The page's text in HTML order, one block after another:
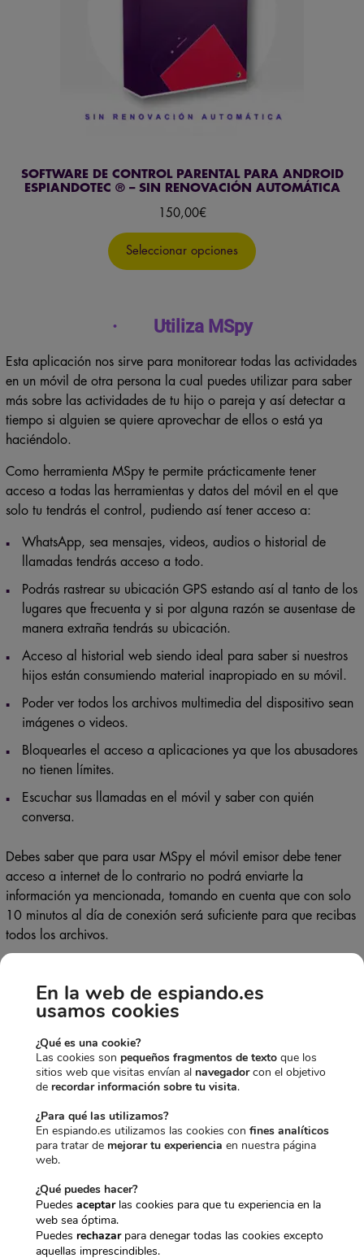
SOFTWARE DE CONTROL PARENTAL PARA ANDROID
ESPIANDOTEC ® – SIN RENOVACIÓN AUTOMÁTICA
150,00€
Seleccionar opciones
· Utiliza MSpy
Esta aplicación nos sirve para monitorear todas las actividades
en un móvil de otra persona la cual puedes utilizar para saber
más sobre las actividades de tu hijo o pareja y así detectar a
tiempo si alguien se quiere aprovechar de ellos o está ya
haciéndolo.
Como herramienta MSpy te permite prácticamente tener
acceso a todas las herramientas y datos del móvil en el que
solo tu tendrás el control, pudiendo así tener acceso a:
WhatsApp, sea mensajes, videos, audios o historial de
llamadas tendrás acceso a todo.
Podrás rastrear su ubicación GPS estando así al tanto de los
lugares que frecuenta y si por alguna razón se ausentase de
manera extraña tendrás su ubicación.
Acceso al historial web siendo ideal para saber si nuestros
hijos están consumiendo material inapropiado en su móvil.
Poder ver todos los archivos multimedia del dispositivo sean
imágenes o videos.
Bloquearles el acceso a aplicaciones ya que los abusadores
no tienen límites.
Escuchar sus llamadas en el móvil y saber con quién
conversa.
Debes saber que para usar MSpy el móvil emisor debe tener
acceso a internet de lo contrario no podrá enviarte la
información ya mencionada, tomando en cuenta que con solo
10 minutos al día de conexión será suficiente para que recibas
todos los archivos.
si es Android o IOS, y es obligatorio tener acceso al móvil.
El proceso solo dura entre 5 a 10 minutos después realizaras
todo de manera remota.
También necesitas desactivar el sistema de protección antivirus
para asegurarte de que el software funcione bien.
· Utiliza eyeZy
Con tres simples pasos puedes empezar a utilizar esta
Según el tipo de necesidad puedes escoger la afiliación que
más se adecue a la protección de tus seres queridos, ya que
cuenta con diferentes planes y nos da versatilidad a la hora de
En la web de espiando.es
usamos cookies
¿Qué es una cookie?
Las cookies son pequeños fragmentos de texto que los
sitios web que visitas envían al navegadorcon el objetivo
de recordar información sobre tu visita.
¿Para qué las utilizamos?
En espiando.es utilizamos las cookies con fines analíticos
para tratar de mejorar tu experiencia en nuestra página
web.
¿Qué puedes hacer?
Puedes aceptarlas cookies para que tu experiencia en la
web sea óptima.
Puedes rechazarpara denegar todas las cookies excepto
aquellas imprescindibles.